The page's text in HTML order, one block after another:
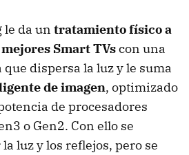
le da un tratamiento físico a
Smart TVscon una
dispersa la luz y le suma
de imagen, optimizado
de procesadores
o Gen2. Con ello se
luz y los reflejos, pero se